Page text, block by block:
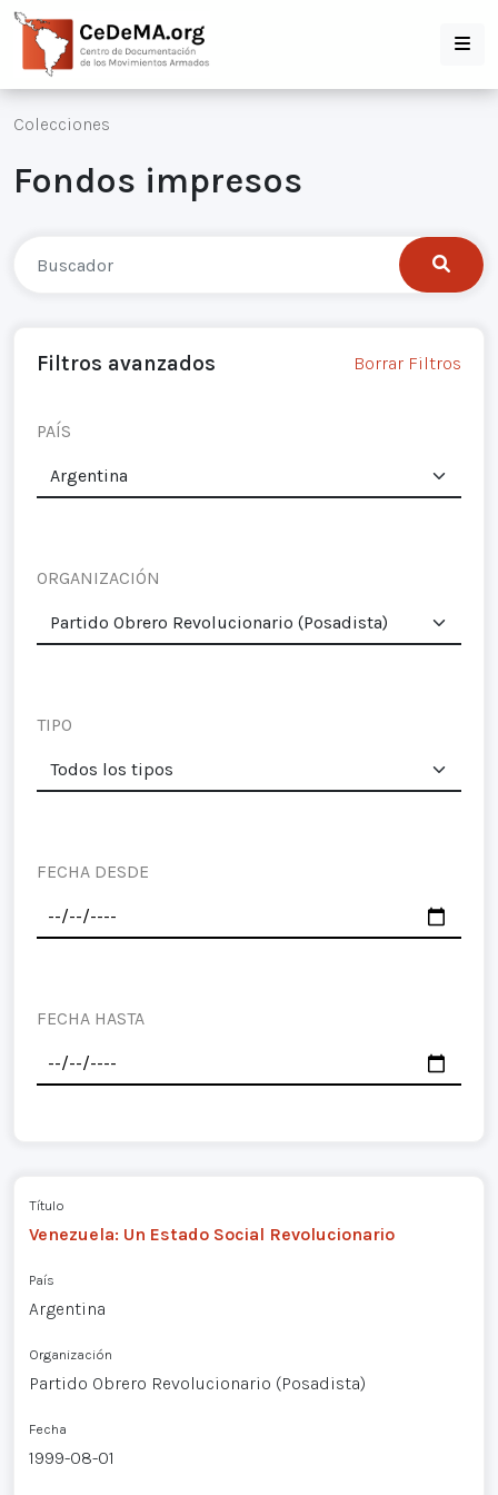
Colecciones
Fondos impresos
Filtros avanzados Borrar Filtros
PAÍS
ORGANIZACIÓN
TIPO
FECHA DESDE
FECHA HASTA
Título
Venezuela: Un Estado Social Revolucionario
País
Argentina
Organización
Partido Obrero Revolucionario (Posadista)
Fecha
1999-08-01